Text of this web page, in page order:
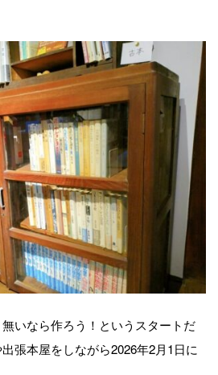
いなら作ろう！というスタートだ
張本屋をしながら2026年2月1日に